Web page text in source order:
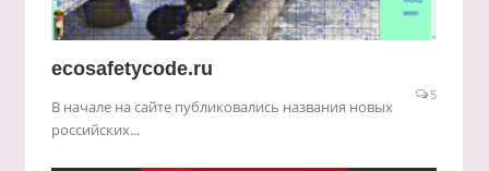
ecosafetycode.ru
5
В начале на сайте публиковались названия новых
российских...